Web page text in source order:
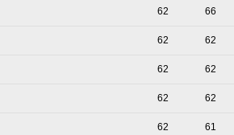
62 66
62 62
62 62
62 62
62 61